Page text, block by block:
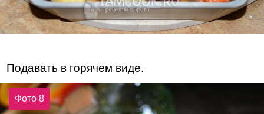
Подавать в горячем виде.
Фото 8